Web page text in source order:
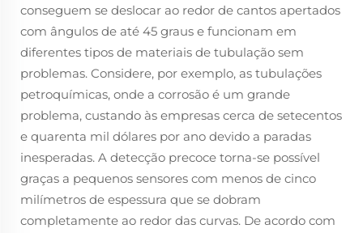
conseguem se deslocar ao redor de cantos apertados
com ângulos de até 45 graus e funcionam em
diferentes tipos de materiais de tubulação sem
problemas. Considere, por exemplo, as tubulações
petroquímicas, onde a corrosão é um grande
problema, custando às empresas cerca de setecentos
e quarenta mil dólares por ano devido a paradas
inesperadas. A detecção precoce torna-se possível
graças a pequenos sensores com menos de cinco
milímetros de espessura que se dobram
completamente ao redor das curvas. De acordo com